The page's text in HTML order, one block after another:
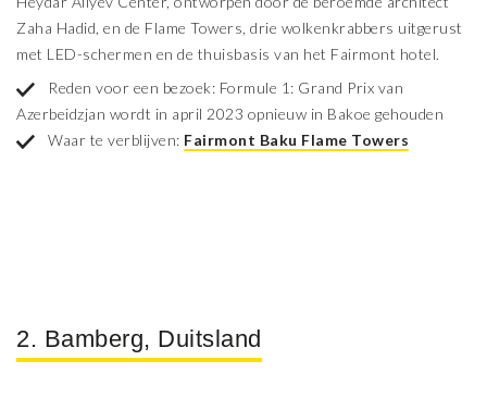
Zaha Hadid, en de Flame Towers, drie wolkenkrabbers uitgerust
met LED-schermen en de thuisbasis van het Fairmont hotel.
Reden voor een bezoek: Formule 1: Grand Prix van
Azerbeidzjan wordt in april 2023 opnieuw in Bakoe gehouden
Waar te verblijven: Fairmont Baku Flame Towers
2. Bamberg, Duitsland